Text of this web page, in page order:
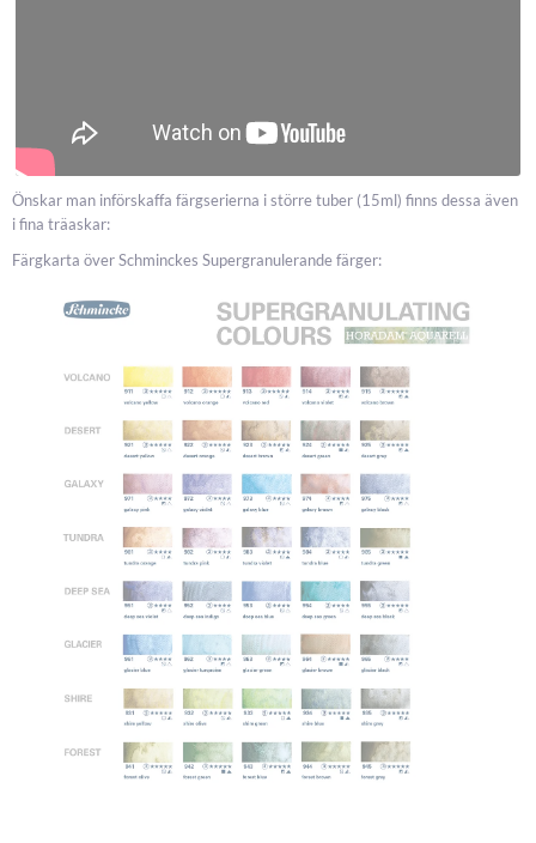
Önskar man införskaffa färgserierna i större tuber (15ml) finns dessa även
i fina träaskar:
Färgkarta över Schminckes Supergranulerande färger: